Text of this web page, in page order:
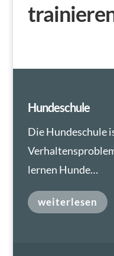
Hundeschule
Die Hundeschule
lernen Hunde…
weiterlesen